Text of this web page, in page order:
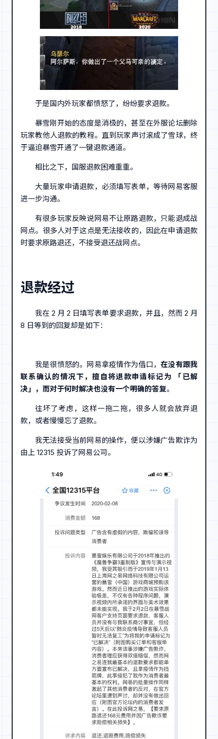
于是国内外玩家都愤怒了，纷纷要求退款。
暴雪刚开始的态度是消极的，甚至在外服论坛删除
玩家教他人退款的教程。直到玩家声讨滚成了雪球，终
于逼迫暴雪开通了一键退款通道。
相比之下，国服退款困难重重。
大量玩家申请退款，必须填写表单，等待网易客服
进一步沟通。
有很多玩家反映说网易不让原路退款，只能退成战
网点。很多人对于这点是无法接收的，因此在申请退款
时要求原路退还，不接受退还战网点。
退款经过
我在 2 月 2 日填写表单要求退款，并且，然而 2 月
8 日等到的回复却是如下：
我是很愤怒的。网易拿疫情作为借口，在没有跟我
联系确认的情况下，擅自将退款申请标记为 「已解
决」，而对于何时解决也没有一个明确的答复。
往坏了考虑，这样一拖二拖，很多人就会放弃退
款，或者慢慢忘了退款。
我无法接受当前网易的操作，便以涉嫌广告欺诈为
由上 12315 投诉了网易公司。